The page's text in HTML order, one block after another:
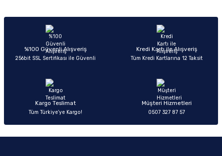
%100 Güvenli Alışveriş
256bit SSL Sertifikası ile Güvenli
Kredi Kartı ile Alışveriş
Tüm Kredi Kartlarına 12 Taksit
Kargo Teslimat
Tüm Türkiye’ye Kargo!
Müşteri Hizmetleri
0507 327 87 57